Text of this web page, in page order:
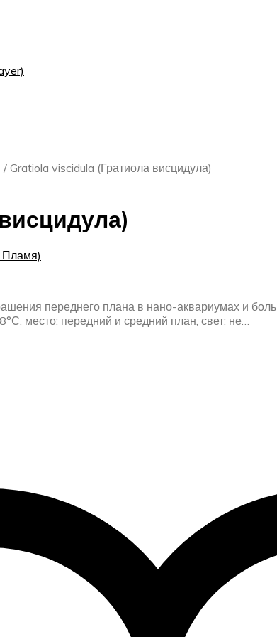
/ Gratiola viscidula (Гратиола висцидула)
Пламя)
переднего плана в нано-аквариумах и
место: передний и средний план, свет: не…